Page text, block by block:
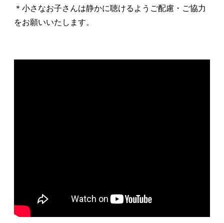
＊小さなお子さんは静かに聴けるようご配慮・ご協力
をお願いいたします。